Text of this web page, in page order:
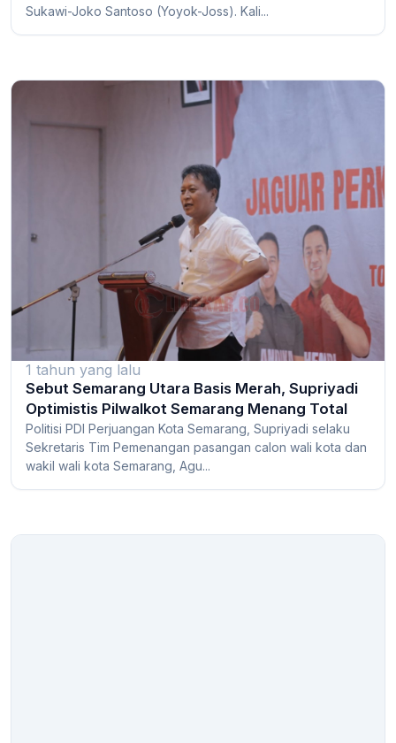
Sukawi-Joko Santoso (Yoyok-Joss). Kali...
1 tahun yang lalu
Sebut Semarang Utara Basis Merah, Supriyadi
Optimistis Pilwalkot Semarang Menang Total
Politisi PDI Perjuangan Kota Semarang, Supriyadi selaku
Sekretaris Tim Pemenangan pasangan calon wali kota dan
wakil wali kota Semarang, Agu...